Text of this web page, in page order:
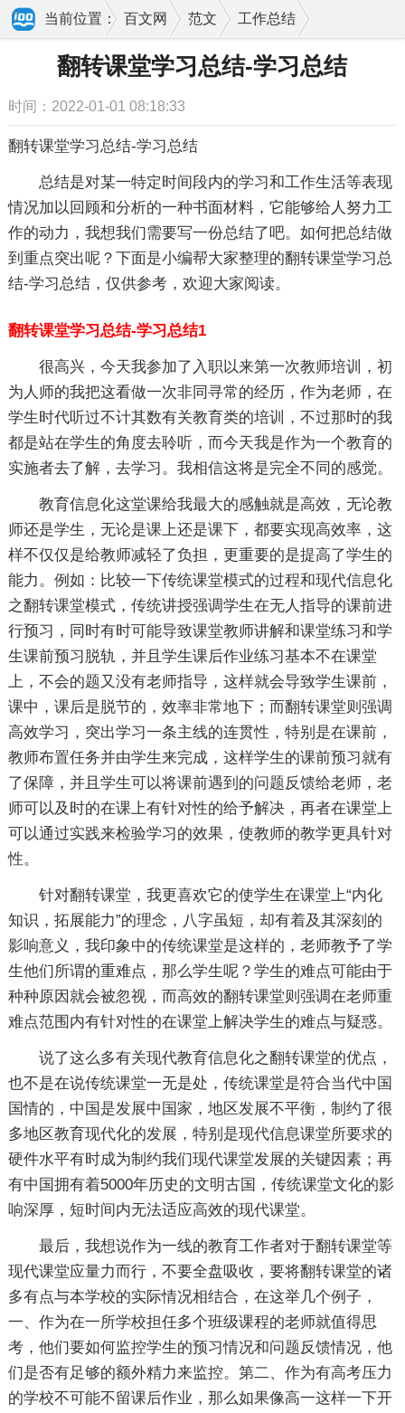
当前位置： 百文网 范文 工作总结
学习总结 翻转课堂学习总结-学习总结
翻转课堂学习总结-学习总结
时间：2022-01-01 08:18:33
翻转课堂学习总结-学习总结
总结是对某一特定时间段内的学习和工作生活等表现
情况加以回顾和分析的一种书面材料，它能够给人努力工
作的动力，我想我们需要写一份总结了吧。如何把总结做
到重点突出呢？下面是小编帮大家整理的翻转课堂学习总
结-学习总结，仅供参考，欢迎大家阅读。
翻转课堂学习总结-学习总结1
很高兴，今天我参加了入职以来第一次教师培训，初
为人师的我把这看做一次非同寻常的经历，作为老师，在
学生时代听过不计其数有关教育类的培训，不过那时的我
都是站在学生的角度去聆听，而今天我是作为一个教育的
实施者去了解，去学习。我相信这将是完全不同的感觉。
教育信息化这堂课给我最大的感触就是高效，无论教
师还是学生，无论是课上还是课下，都要实现高效率，这
样不仅仅是给教师减轻了负担，更重要的是提高了学生的
能力。例如：比较一下传统课堂模式的过程和现代信息化
之翻转课堂模式，传统讲授强调学生在无人指导的课前进
行预习，同时有时可能导致课堂教师讲解和课堂练习和学
生课前预习脱轨，并且学生课后作业练习基本不在课堂
上，不会的题又没有老师指导，这样就会导致学生课前，
课中，课后是脱节的，效率非常地下；而翻转课堂则强调
高效学习，突出学习一条主线的连贯性，特别是在课前，
教师布置任务并由学生来完成，这样学生的课前预习就有
了保障，并且学生可以将课前遇到的问题反馈给老师，老
师可以及时的在课上有针对性的给予解决，再者在课堂上
可以通过实践来检验学习的效果，使教师的教学更具针对
性。
针对翻转课堂，我更喜欢它的使学生在课堂上“内化
知识，拓展能力”的理念，八字虽短，却有着及其深刻的
影响意义，我印象中的传统课堂是这样的，老师教予了学
生他们所谓的重难点，那么学生呢？学生的难点可能由于
种种原因就会被忽视，而高效的翻转课堂则强调在老师重
难点范围内有针对性的在课堂上解决学生的难点与疑惑。
说了这么多有关现代教育信息化之翻转课堂的优点，
也不是在说传统课堂一无是处，传统课堂是符合当代中国
国情的，中国是发展中国家，地区发展不平衡，制约了很
多地区教育现代化的发展，特别是现代信息课堂所要求的
硬件水平有时成为制约我们现代课堂发展的关键因素；再
有中国拥有着5000年历史的文明古国，传统课堂文化的影
响深厚，短时间内无法适应高效的现代课堂。
最后，我想说作为一线的教育工作者对于翻转课堂等
现代课堂应量力而行，不要全盘吸收，要将翻转课堂的诸
多有点与本学校的实际情况相结合，在这举几个例子，
一、作为在一所学校担任多个班级课程的老师就值得思
考，他们要如何监控学生的预习情况和问题反馈情况，他
们是否有足够的额外精力来监控。第二、作为有高考压力
的学校不可能不留课后作业，那么如果像高一这样一下开